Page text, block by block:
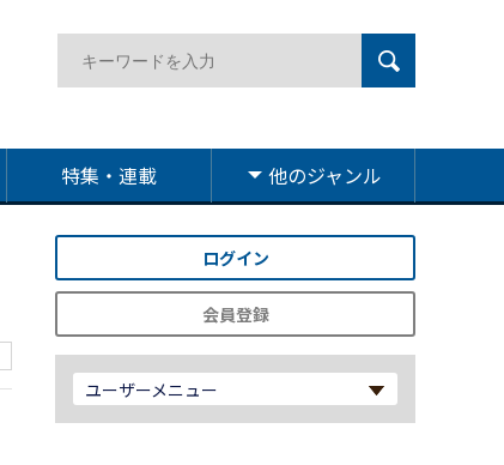
特集・連載 他のジャンル
ログイン
会員登録
ユーザーメニュー